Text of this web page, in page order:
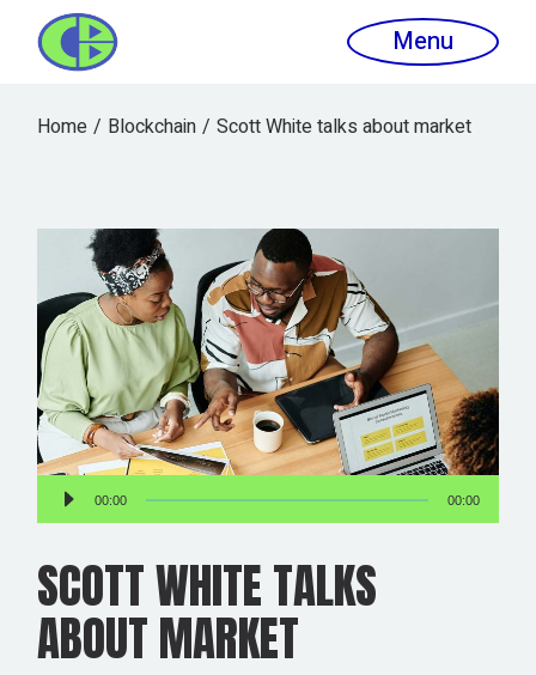
Menu
Home Blockchain Scott White talks about market
Reproductor
de
00:00 00:00
SCOTT WHITE TALKS
ABOUT MARKET